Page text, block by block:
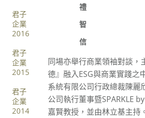
君子
企業
2016
君子
企業
2015
君子
企業
2014
禮
智
信
同場亦舉行商業領袖對談，
德』融入ESG與商業實踐之
系統有限公司行政總裁陳麗
公司執行董事暨SPARKLE
嘉賢教授，並由林立基主持